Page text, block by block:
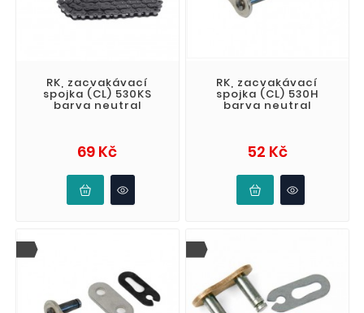
RK, zacvakávací
spojka (CL) 530KS
barva neutral
69 KčCena
RK, zacvakávací
spojka (CL) 530H
barva neutral
52 KčCena